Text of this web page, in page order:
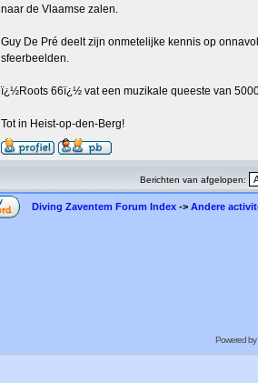
naar de Vlaamse zalen.
Guy De Pré deelt zijn onmetelijke kennis op
sfeerbeelden.
ï¿½Roots 66ï¿½ vat een muzikale queeste van
Tot in Heist-op-den-Berg!
Berichten van afgelopen:
Diving Zaventem Forum Index -> Andere
Powered by